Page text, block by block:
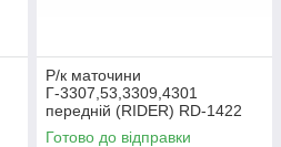
Р/к маточини
Г-3307,53,3309,4301
передній (RIDER) RD-1422
Готово до відправки